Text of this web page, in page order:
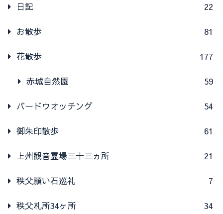
日記 22
お散歩 81
花散歩 177
赤城自然園 59
バードウオッチング 54
御朱印散歩 61
上州観音霊場三十三ヵ所 21
秩父願い石巡礼 7
秩父札所34ヶ所 34